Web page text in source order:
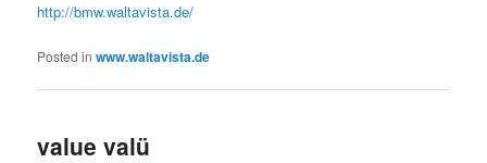
http://bmw.waltavista.de/
Posted in www.waltavista.de
value valü